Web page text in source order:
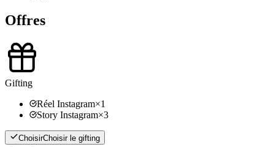
Offres
Gifting
Réel Instagram×1
Story Instagram×3
ChoisirChoisir le gifting